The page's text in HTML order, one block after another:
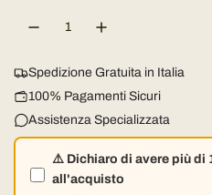
z
z
o
Spedizione Gratuita in Italia
100% Pagamenti Sicuri
Assistenza Specializzata
⚠️ Dichiaro di avere più di
all'acquisto